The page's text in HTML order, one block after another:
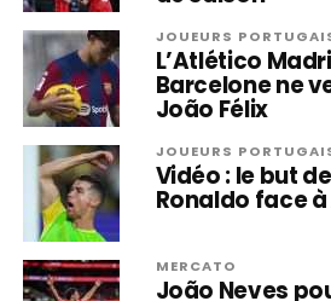
JOUEURS
L’Atlético
Barcelone ne
João Félix
JOUEURS
Vidéo : le but
Ronaldo face
MERCATO
João Neves